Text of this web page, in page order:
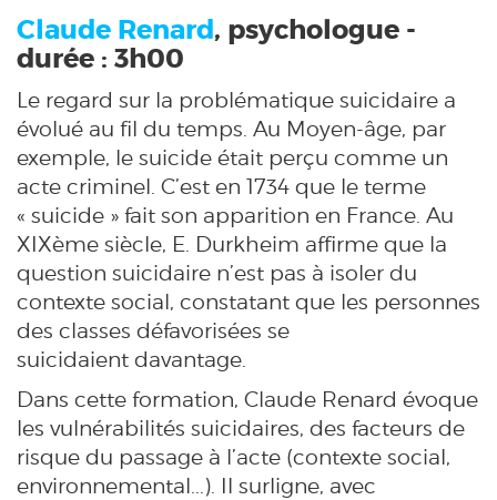
Claude Renard, psychologue -
durée : 3h00
Le regard sur la problématique suicidaire a
évolué au fil du temps. Au Moyen-âge, par
exemple, le suicide était perçu comme un
acte criminel. C’est en 1734 que le terme
« suicide » fait son apparition en France. Au
XIXème siècle, E. Durkheim affirme que la
question suicidaire n’est pas à isoler du
contexte social, constatant que les personnes
des classes défavorisées se
suicidaient davantage.
Dans cette formation, Claude Renard évoque
les vulnérabilités suicidaires, des facteurs de
risque du passage à l’acte (contexte social,
environnemental...). Il surligne, avec